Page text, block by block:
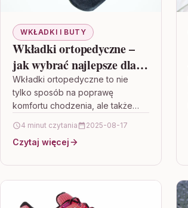
WKŁADKI I BUTY
Wkładki ortopedyczne –
jak wybrać najlepsze dla
zdrowia stóp
Wkładki ortopedyczne to nie
tylko sposób na poprawę
komfortu chodzenia, ale także
zdrowie stóp, kręgosłupa i całego
układu ruchu. W artykule…
4 minut czytania 2025-08-17
Czytaj więcej